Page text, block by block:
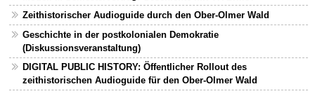
Zeithistorischer Audioguide durch den Ober-Olmer Wald
Geschichte in der postkolonialen Demokratie
(Diskussionsveranstaltung)
DIGITAL PUBLIC HISTORY: Öffentlicher Rollout des
zeithistorischen Audioguide für den Ober-Olmer Wald